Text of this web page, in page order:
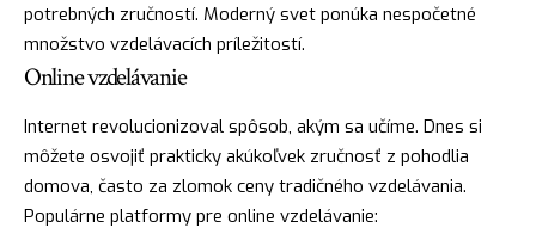
potrebných zručností. Moderný svet ponúka nespočetné
množstvo vzdelávacích príležitostí.
Online vzdelávanie
Internet revolucionizoval spôsob, akým sa učíme. Dnes si
môžete osvojiť prakticky akúkoľvek zručnosť z pohodlia
domova, často za zlomok ceny tradičného vzdelávania.
Populárne platformy pre online vzdelávanie: